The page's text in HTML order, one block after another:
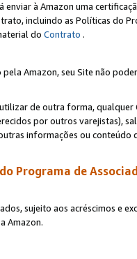
enviar à Amazon uma
incluindo as Políticas do
do Contrato .
Amazon, seu Site não
utilizar de outra forma,
por outros varejistas),
informações ou
Programa de
sujeito aos acréscimos e
Amazon.